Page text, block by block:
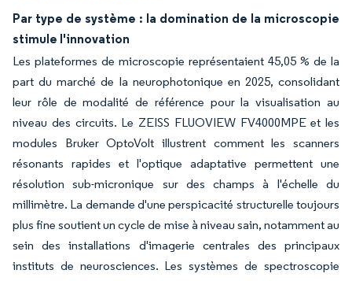
Par type de système : la domination de la microscopie
stimule l'innovation
Les plateformes de microscopie représentaient 45,05 % de la
part du marché de la neurophotonique en 2025, consolidant
leur rôle de modalité de référence pour la visualisation au
niveau des circuits. Le ZEISS FLUOVIEW FV4000MPE et les
modules Bruker OptoVolt illustrent comment les scanners
résonants rapides et l'optique adaptative permettent une
résolution sub-micronique sur des champs à l'échelle du
millimètre. La demande d'une perspicacité structurelle toujours
plus fine soutient un cycle de mise à niveau sain, notamment au
sein des installations d'imagerie centrales des principaux
instituts de neurosciences. Les systèmes de spectroscopie